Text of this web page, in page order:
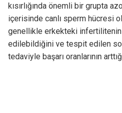
kısırlığında önemli bir grupta
içerisinde canlı sperm hücresi
genellikle erkekteki
edilebildiğini ve tespit edilen
tedaviyle başarı oranlarının